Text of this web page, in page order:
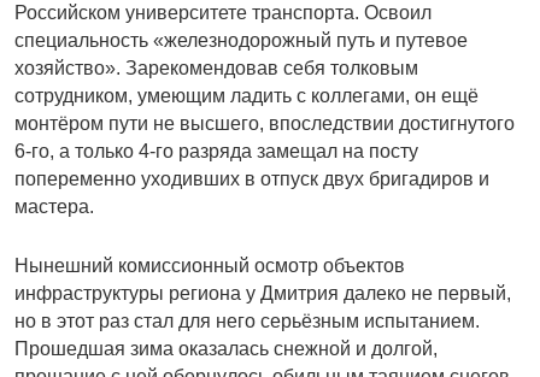
Российском университете транспорта. Освоил
специальность «железнодорожный путь и путевое
хозяйство». Зарекомендовав себя толковым
сотрудником, умеющим ладить с коллегами, он ещё
монтёром пути не высшего, впоследствии достигнутого
6-го, а только 4-го разряда замещал на посту
попеременно уходивших в отпуск двух бригадиров и
мастера.
Нынешний комиссионный осмотр объектов
инфраструктуры региона у Дмитрия далеко не первый,
но в этот раз стал для него серьёзным испытанием.
Прошедшая зима оказалась снежной и долгой,